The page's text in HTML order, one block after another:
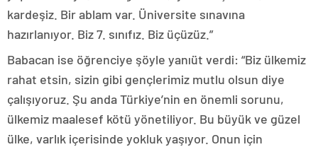
kardeşiz. Bir ablam var. Üniversite sınavına
hazırlanıyor. Biz 7. sınıfız. Biz üçüzüz.”
Babacan ise öğrenciye şöyle yanıüt verdi: “Biz ülkemiz
rahat etsin, sizin gibi gençlerimiz mutlu olsun diye
çalışıyoruz. Şu anda Türkiye’nin en önemli sorunu,
ülkemiz maalesef kötü yönetiliyor. Bu büyük ve güzel
ülke, varlık içerisinde yokluk yaşıyor. Onun için